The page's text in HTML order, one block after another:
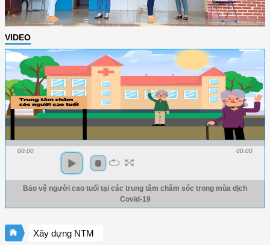
VIDEO
00:00 00:00
Bảo vệ người cao tuổi tại các trung tâm chăm sóc trong mùa dịch
Covid-19
Xây dựng NTM